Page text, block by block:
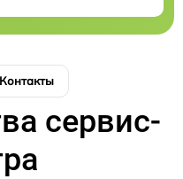
Контакты
сервис-